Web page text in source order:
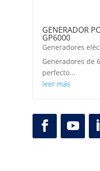
GENERADOR
GP6000
Generadores
Generadores de
perfecto...
leer más